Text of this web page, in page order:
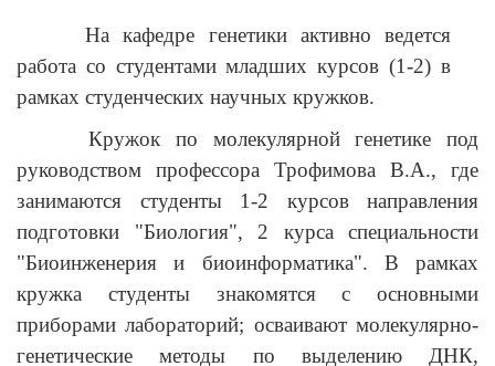
На кафедре генетики активно ведется
работа со студентами младших курсов (1-2) в
рамках студенческих научных кружков.
Кружок по молекулярной генетике под
руководством профессора Трофимова В.А., где
занимаются студенты 1-2 курсов направления
подготовки "Биология", 2 курса специальности
"Биоинженерия и биоинформатика". В рамках
кружка студенты знакомятся с основными
приборами лабораторий; осваивают молекулярно-
генетические методы по выделению ДНК,